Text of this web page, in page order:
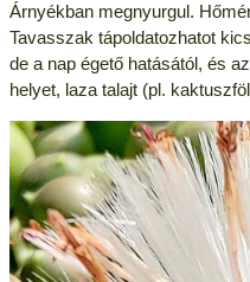
Árnyékban megnyurgul.
Tavasszak tápoldatozhatot
de a nap égető hatásától, és
helyet, laza talajt (pl.